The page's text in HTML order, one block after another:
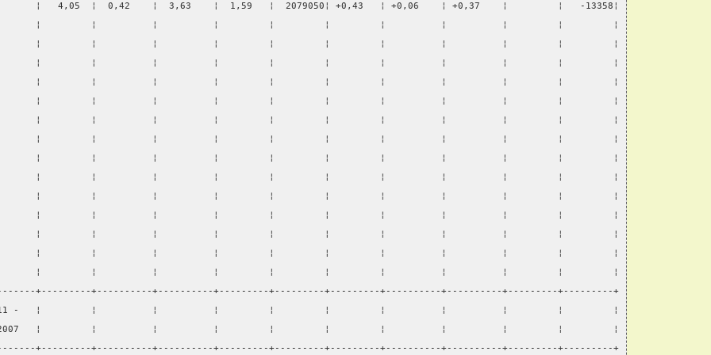
¦   4,05  ¦  0,42    ¦  3,63    ¦  1,59   ¦  2079050¦ +0,43   ¦ +0,06    ¦ +0,37    ¦         ¦   -13358¦
¦       ¦         ¦          ¦          ¦         ¦         ¦         ¦          ¦          ¦         ¦         ¦
¦       ¦         ¦          ¦          ¦         ¦         ¦         ¦          ¦          ¦         ¦         ¦
¦       ¦         ¦          ¦          ¦         ¦         ¦         ¦          ¦          ¦         ¦         ¦
¦       ¦         ¦          ¦          ¦         ¦         ¦         ¦          ¦          ¦         ¦         ¦
¦       ¦         ¦          ¦          ¦         ¦         ¦         ¦          ¦          ¦         ¦         ¦
¦       ¦         ¦          ¦          ¦         ¦         ¦         ¦          ¦          ¦         ¦         ¦
¦       ¦         ¦          ¦          ¦         ¦         ¦         ¦          ¦          ¦         ¦         ¦
¦       ¦         ¦          ¦          ¦         ¦         ¦         ¦          ¦          ¦         ¦         ¦
¦         ¦          ¦          ¦         ¦         ¦         ¦          ¦          ¦         ¦         ¦
¦       ¦         ¦          ¦          ¦         ¦         ¦         ¦          ¦          ¦         ¦         ¦
¦       ¦         ¦          ¦          ¦         ¦         ¦         ¦          ¦          ¦         ¦         ¦
¦       ¦         ¦          ¦          ¦         ¦         ¦         ¦          ¦          ¦         ¦         ¦
¦       ¦         ¦          ¦          ¦         ¦         ¦         ¦          ¦          ¦         ¦         ¦
¦       ¦         ¦          ¦          ¦         ¦         ¦         ¦          ¦          ¦         ¦         ¦
+---------+----------+----------+---------+---------+---------+----------+----------+---------+---------+
¦11 -   ¦         ¦          ¦          ¦         ¦         ¦         ¦          ¦          ¦         ¦         ¦
¦         ¦          ¦          ¦         ¦         ¦         ¦          ¦          ¦         ¦         ¦
+---------+----------+----------+---------+---------+---------+----------+----------+---------+---------+